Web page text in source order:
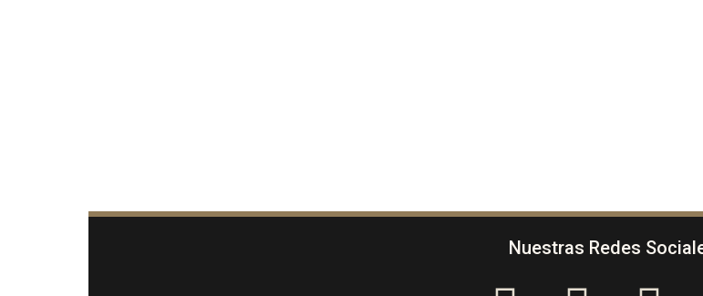
Nuestras Redes